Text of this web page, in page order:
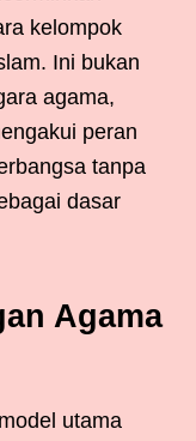
kelompok
Ini bukan
agama,
peran
tanpa
dasar
Agama
utama